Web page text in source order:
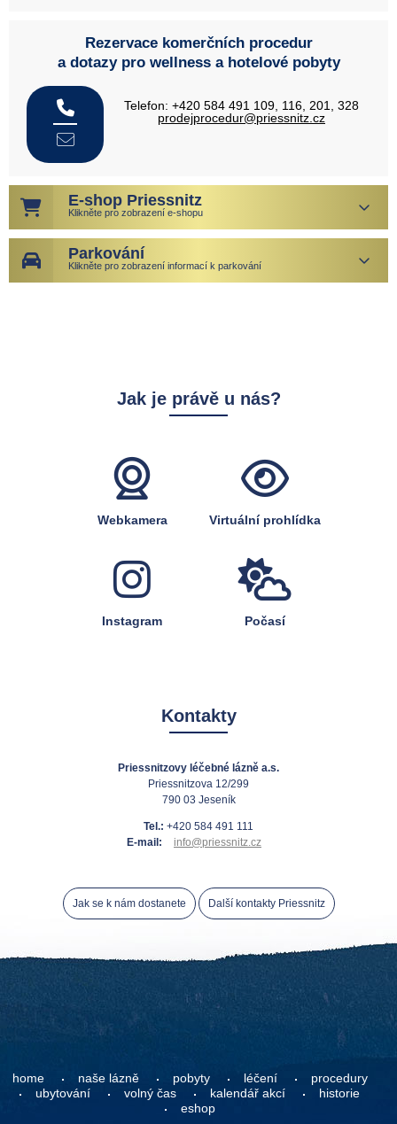
Rezervace komerčních procedur
a dotazy pro wellness a hotelové pobyty
Telefon: +420 584 491 109, 116, 201, 328
prodejprocedur@priessnitz.cz
E-shop Priessnitz
Klikněte pro zobrazení e-shopu
Parkování
Klikněte pro zobrazení informací k parkování
Jak je právě u nás?
Webkamera Virtuální prohlídka
Instagram Počasí
Kontakty
Priessnitzovy léčebné lázně a.s.
Priessnitzova 12/299
790 03 Jeseník
Tel.: +420 584 491 111
E-mail:
info@priessnitz.cz
Jak se k nám dostanete Další kontakty Priessnitz
home naše lázně pobyty léčení
procedury
ubytování
volný čas kalendář akcí
historie
eshop